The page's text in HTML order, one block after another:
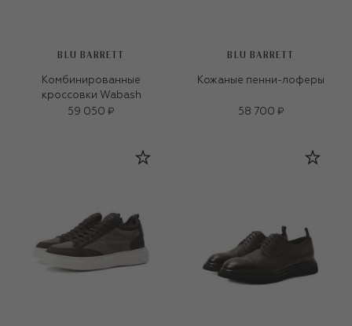
BLU BARRETT
Комбинированные
кроссовки Wabash
59 050 ₽
BLU BARRETT
Кожаные пенни-лоферы
58 700 ₽